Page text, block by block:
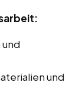
und